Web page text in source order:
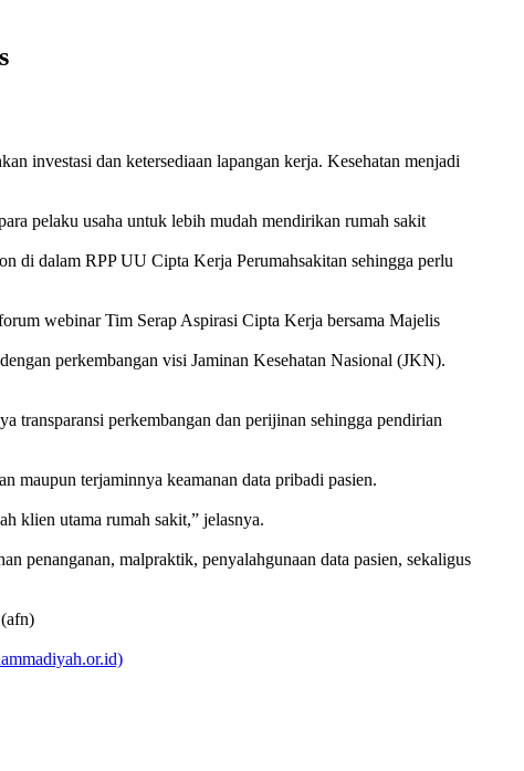
dan ketersediaan lapangan kerja. Kesehatan menjadi
pelaku usaha untuk lebih mudah mendirikan rumah sakit
di dalam RPP UU Cipta Kerja Perumahsakitan sehingga perlu
webinar Tim Serap Aspirasi Cipta Kerja bersama Majelis
perkembangan visi Jaminan Kesehatan Nasional (JKN).
transparansi perkembangan dan perijinan sehingga pendirian
maupun terjaminnya keamanan data pribadi pasien.
klien utama rumah sakit,” jelasnya.
penanganan, malpraktik, penyalahgunaan data pasien, sekaligus